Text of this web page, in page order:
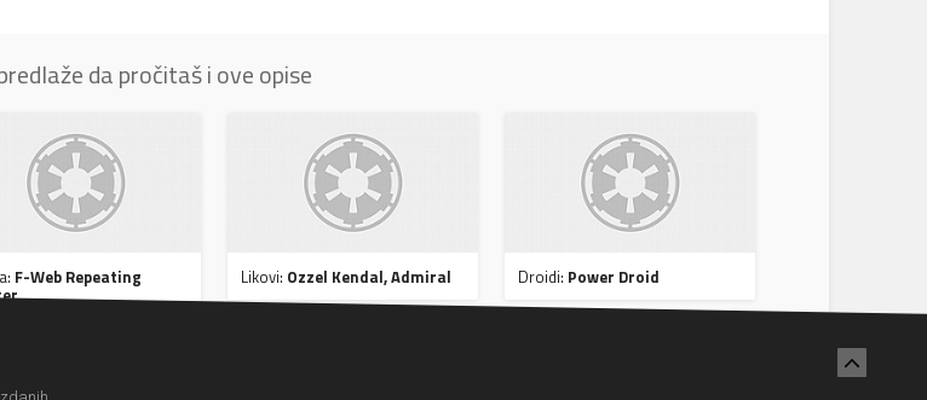
da pročitaš i ove opise
F-Web Repeating Likovi: Ozzel Kendal, Admiral Droidi: Power Droid